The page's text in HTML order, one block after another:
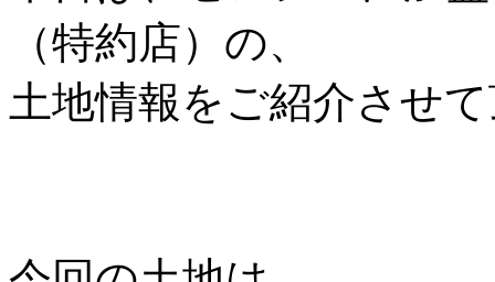
（特約店）の、
土地情報をご紹介させ